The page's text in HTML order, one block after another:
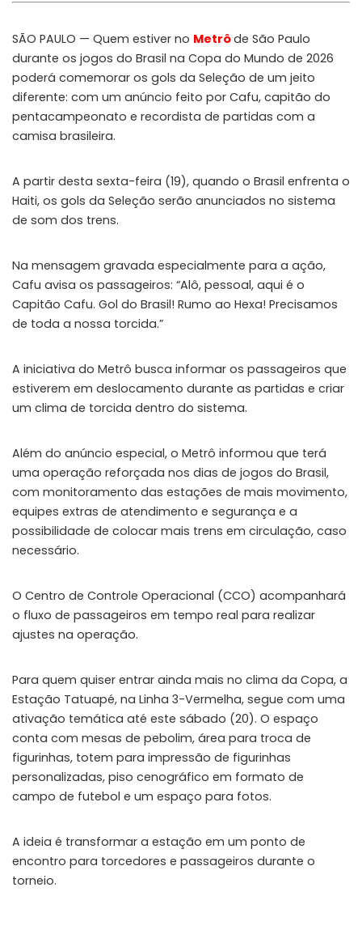
SÃO PAULO — Quem estiver no Metrôde São Paulo
durante os jogos do Brasil na Copa do Mundo de 2026
poderá comemorar os gols da Seleção de um jeito
diferente: com um anúncio feito por Cafu, capitão do
pentacampeonato e recordista de partidas com a
camisa brasileira.
A partir desta sexta-feira (19), quando o Brasil enfrenta o
Haiti, os gols da Seleção serão anunciados no sistema
de som dos trens.
Na mensagem gravada especialmente para a ação,
Cafu avisa os passageiros: “Alô, pessoal, aqui é o
Capitão Cafu. Gol do Brasil! Rumo ao Hexa! Precisamos
de toda a nossa torcida.”
A iniciativa do Metrô busca informar os passageiros que
estiverem em deslocamento durante as partidas e criar
um clima de torcida dentro do sistema.
Além do anúncio especial, o Metrô informou que terá
uma operação reforçada nos dias de jogos do Brasil,
com monitoramento das estações de mais movimento,
equipes extras de atendimento e segurança e a
possibilidade de colocar mais trens em circulação, caso
necessário.
O Centro de Controle Operacional (CCO) acompanhará
o fluxo de passageiros em tempo real para realizar
ajustes na operação.
Para quem quiser entrar ainda mais no clima da Copa, a
Estação Tatuapé, na Linha 3-Vermelha, segue com uma
ativação temática até este sábado (20). O espaço
conta com mesas de pebolim, área para troca de
figurinhas, totem para impressão de figurinhas
personalizadas, piso cenográfico em formato de
campo de futebol e um espaço para fotos.
A ideia é transformar a estação em um ponto de
encontro para torcedores e passageiros durante o
torneio.